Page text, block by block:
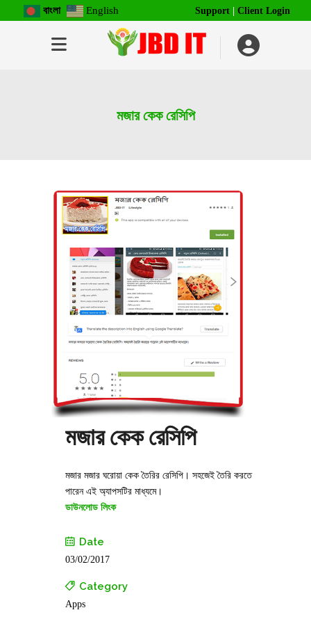
বাংলা English Support Client Login
মজার কেক রেসিপি
মজার কেক রেসিপি
মজার মজার ঘরোয়া কেক তৈরির রেসিপি। সহজেই তৈরি করতে
পারেন এই অ্যাপসটির মাধ্যমে।
ডাউনলোড লিংক
Date
03/02/2017
Category
Apps